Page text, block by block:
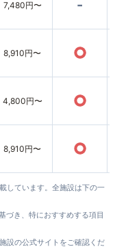
7,480円〜 -
8,910円〜 ○
4,800円〜 ○
8,910円〜 ○
しています。全施設は下の一
づき、特におすすめする項目
設の公式サイトをご確認くだ